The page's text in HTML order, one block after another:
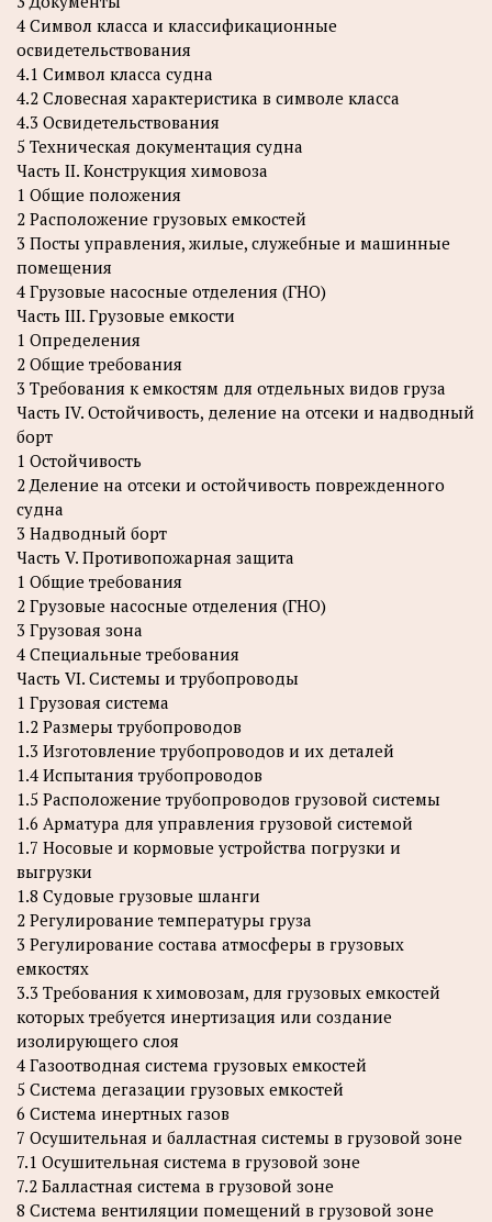
4 Символ класса и классификационные
освидетельствования
4.1 Символ класса судна
4.2 Словесная характеристика в символе класса
4.3 Освидетельствования
5 Техническая документация судна
Часть II. Конструкция химовоза
1 Общие положения
2 Расположение грузовых емкостей
3 Посты управления, жилые, служебные и машинные
помещения
4 Грузовые насосные отделения (ГНО)
Часть III. Грузовые емкости
1 Определения
2 Общие требования
3 Требования к емкостям для отдельных видов груза
Часть IV. Остойчивость, деление на отсеки и надводный
борт
1 Остойчивость
2 Деление на отсеки и остойчивость поврежденного
судна
3 Надводный борт
Часть V. Противопожарная защита
1 Общие требования
2 Грузовые насосные отделения (ГНО)
3 Грузовая зона
4 Специальные требования
Часть VI. Системы и трубопроводы
1 Грузовая система
1.2 Размеры трубопроводов
1.3 Изготовление трубопроводов и их деталей
1.4 Испытания трубопроводов
1.5 Расположение трубопроводов грузовой системы
1.6 Арматура для управления грузовой системой
1.7 Носовые и кормовые устройства погрузки и
выгрузки
1.8 Судовые грузовые шланги
2 Регулирование температуры груза
3 Регулирование состава атмосферы в грузовых
емкостях
3.3 Требования к химовозам, для грузовых емкостей
которых требуется инертизация или создание
изолирующего слоя
4 Газоотводная система грузовых емкостей
5 Система дегазации грузовых емкостей
6 Система инертных газов
7 Осушительная и балластная системы в грузовой зоне
7.1 Осушительная система в грузовой зоне
7.2 Балластная система в грузовой зоне
8 Система вентиляции помещений в грузовой зоне